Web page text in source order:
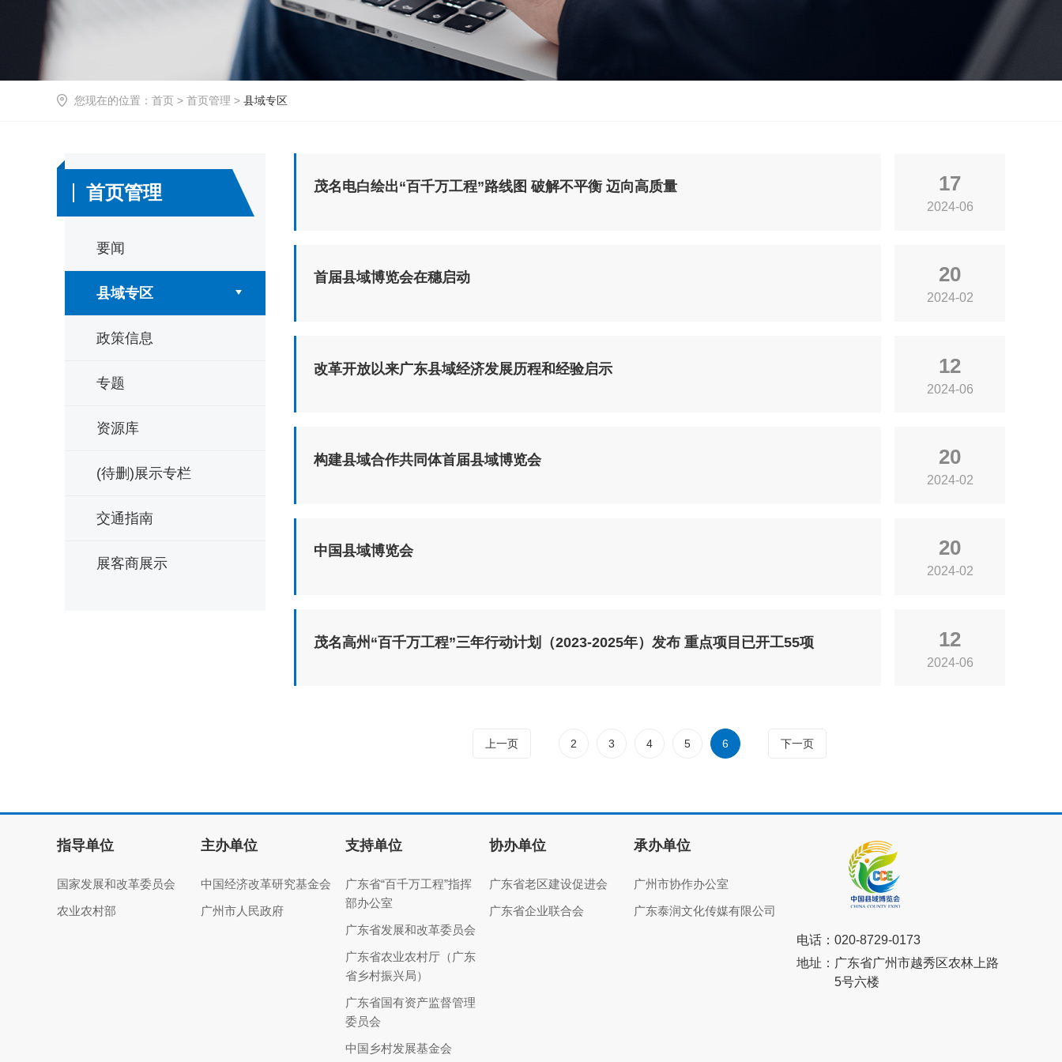
您现在的位置： 首页 > 首页管理 > 县域专区
首页管理
要闻
县域专区
政策信息
专题
资源库
(待删)展示专栏
交通指南
展客商展示
17
2024-06
茂名电白绘出“百千万工程”路线图 破解不平衡 迈向高质量
20
2024-02
首届县域博览会在穗启动
12
2024-06
改革开放以来广东县域经济发展历程和经验启示
20
2024-02
构建县域合作共同体首届县域博览会
20
2024-02
中国县域博览会
12
2024-06
茂名高州“百千万工程”三年行动计划（2023-2025年）发布 重点项目已开工55项
上一页 2 3 4 5 6 下一页
指导单位
国家发展和改革委员会
农业农村部
主办单位
中国经济改革研究基金会
广州市人民政府
支持单位
广东省“百千万工程”指挥
部办公室
广东省发展和改革委员会
广东省农业农村厅（广东
省乡村振兴局）
广东省国有资产监督管理
委员会
中国乡村发展基金会
协办单位
广东省老区建设促进会
广东省企业联合会
承办单位
广州市协作办公室
广东泰润文化传媒有限公司
电话： 020-8729-0173
地址： 广东省广州市越秀区农林上路
5号六楼